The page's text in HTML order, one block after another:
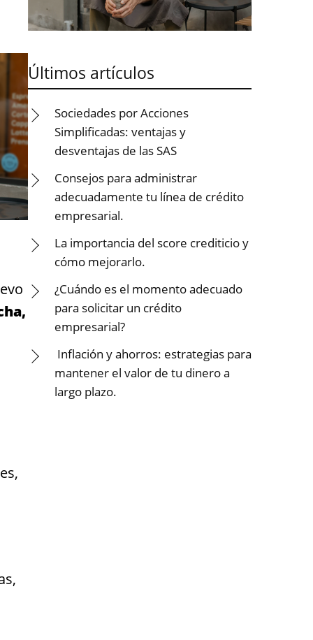
Últimos artículos
Sociedades por Acciones
Simplificadas: ventajas y
desventajas de las SAS
Consejos para administrar
adecuadamente tu línea de crédito
empresarial.
La importancia del score crediticio y
cómo mejorarlo.
¿Cuándo es el momento adecuado
para solicitar un crédito
empresarial?
Inflación y ahorros: estrategias para
mantener el valor de tu dinero a
largo plazo.